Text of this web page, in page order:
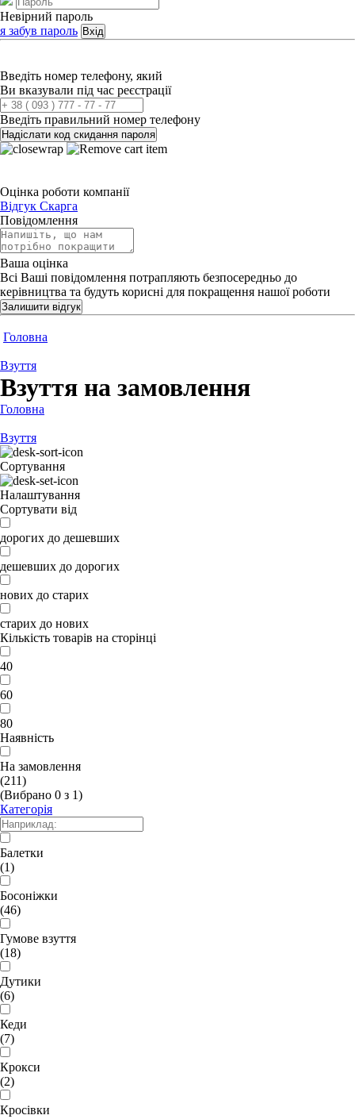
Невірний пароль
я забув пароль Вхід
Введіть номер телефону, який
Ви вказували під час реєстрації
Введіть правильний номер телефону
Надіслати код скидання пароля
Оцінка роботи компанії
Відгук Скарга
Повідомлення
Ваша оцінка
Всі Ваші повідомлення потрапляють безпосередньо до
керівництва та будуть корисні для покращення нашої роботи
Залишити відгук
Головна
Взуття
Взуття на замовлення
Головна
Взуття
Сортування
Налаштування
Сортувати від
дорогих до дешевших
дешевших до дорогих
нових до старих
старих до нових
Кількість товарів на сторінці
40
60
80
Наявність
На замовлення
(211)
(Вибрано 0 з 1)
Категорія
Балетки
(1)
Босоніжки
(46)
Гумове взуття
(18)
Дутики
(6)
Кеди
(7)
Крокси
(2)
Кросівки